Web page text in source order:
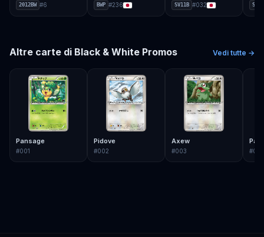
2012BW #6 BWP #236 SV11B #032 SM8A
Altre carte di Black & White Promos Vedi tutte →
Pansage
#001
Pidove
#002
Axew
#003 #